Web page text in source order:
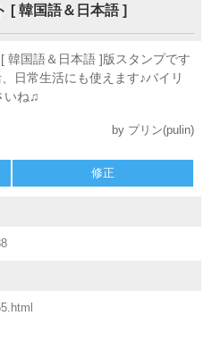
[ 韓国語＆日本語 ]
韓国語＆日本語 ]版スタンプです
日常生活にも使えます♪バイリ
いね♫
by プリン(pulin)
修正